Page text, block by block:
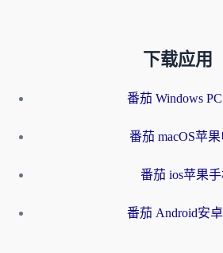
下载应用
番茄 Windows
番茄 macOS苹
番茄 ios苹果
番茄 Android安